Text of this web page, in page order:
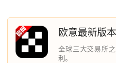
欧意最新版本
全球三大交易所
利。